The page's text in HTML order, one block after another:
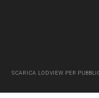
SCARICA LODVIEW PER